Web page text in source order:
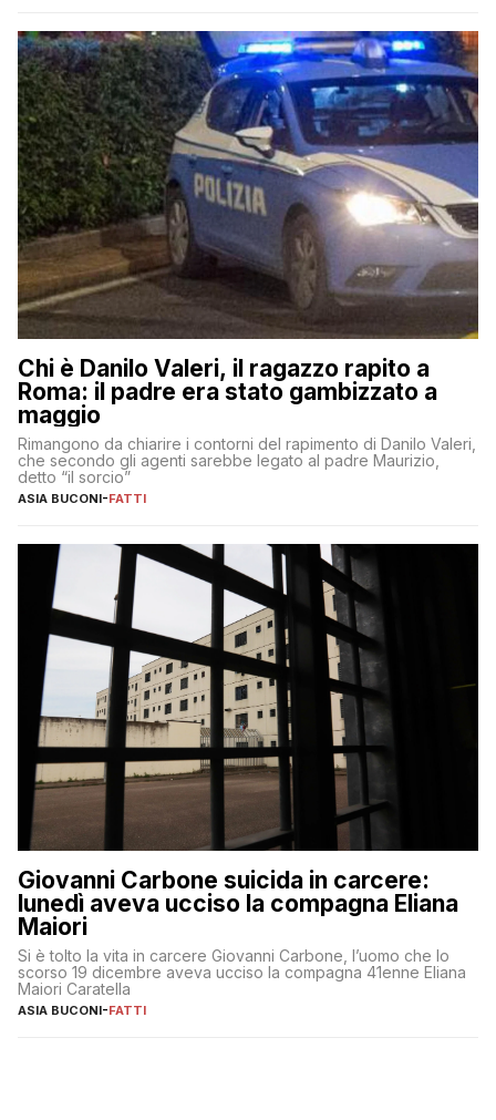
Chi è Danilo Valeri, il ragazzo rapito a
Roma: il padre era stato gambizzato a
maggio
Rimangono da chiarire i contorni del rapimento di Danilo Valeri,
che secondo gli agenti sarebbe legato al padre Maurizio,
detto “il sorcio”
ASIA BUCONI-FATTI
Giovanni Carbone suicida in carcere:
lunedì aveva ucciso la compagna Eliana
Maiori
Si è tolto la vita in carcere Giovanni Carbone, l’uomo che lo
scorso 19 dicembre aveva ucciso la compagna 41enne Eliana
Maiori Caratella
ASIA BUCONI-FATTI